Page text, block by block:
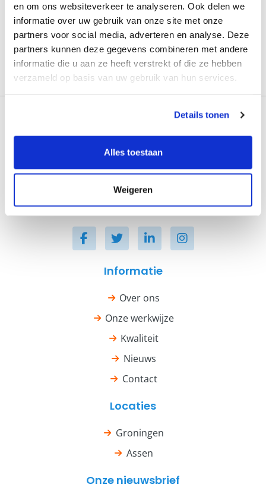
en om ons websiteverkeer te analyseren. Ook delen we
informatie over uw gebruik van onze site met onze
partners voor social media, adverteren en analyse. Deze
partners kunnen deze gegevens combineren met andere
informatie die u aan ze heeft verstrekt of die ze hebben
verzameld op basis van uw gebruik van hun services.
Details tonen
Alles toestaan
Weigeren
Verzenden
Logopedie topzorg in Groningen en Assen.
Informatie
Over ons
Onze werkwijze
Kwaliteit
Nieuws
Contact
Locaties
Groningen
Assen
Onze nieuwsbrief